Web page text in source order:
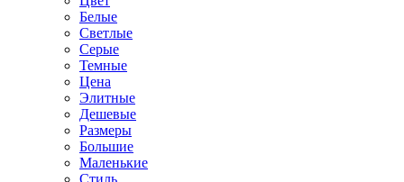
Белые
Светлые
Серые
Темные
Цена
Элитные
Дешевые
Размеры
Большие
Маленькие
Стиль